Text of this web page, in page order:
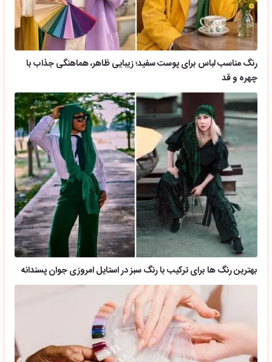
رنگ مناسب لباس برای پوست سفید؛ زیبایی ظاهر، هماهنگی جذاب با
چهره و قد
بهترین رنگ ها برای ترکیب با رنگ سبز در استایل امروزی جوان پسندانه